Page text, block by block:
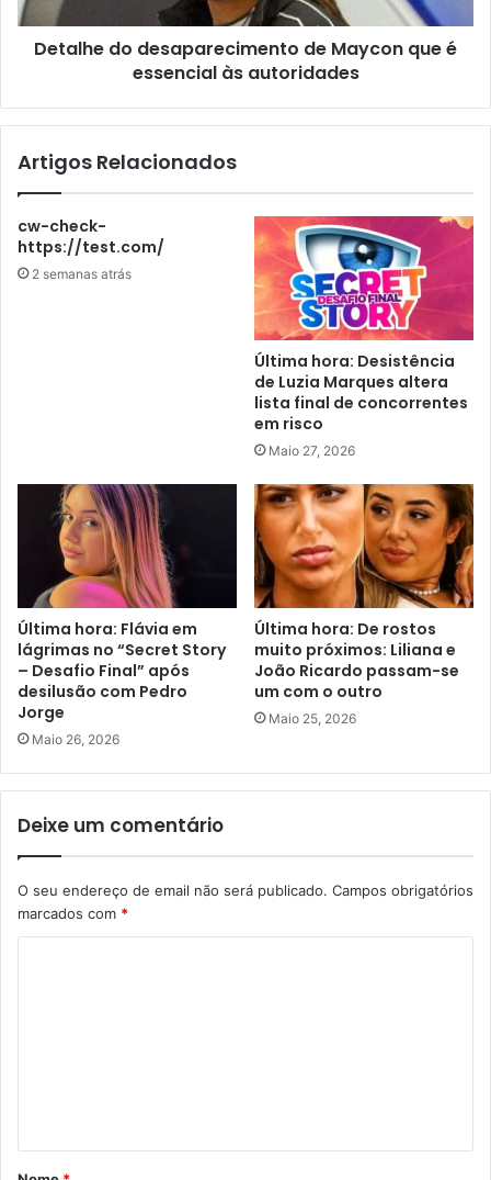
Detalhe do desaparecimento de Maycon que é
essencial às autoridades
Artigos Relacionados
cw-check-
https://test.com/
2 semanas atrás
Última hora: Desistência
de Luzia Marques altera
lista final de concorrentes
em risco
Maio 27, 2026
Última hora: Flávia em
lágrimas no “Secret Story
– Desafio Final” após
desilusão com Pedro
Jorge
Maio 26, 2026
Última hora: De rostos
muito próximos: Liliana e
João Ricardo passam-se
um com o outro
Maio 25, 2026
Deixe um comentário
O seu endereço de email não será publicado. Campos obrigatórios
marcados com *
á